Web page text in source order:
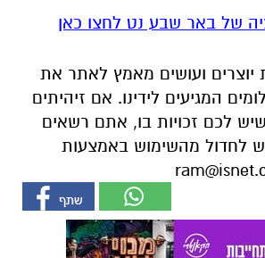
של באר שבע נט לחצו כאן
יוצרים ועושים מאמץ לאתר את
המגיעים לידינו. אם זיהיתים
שיש לכם זכויות בו, אתם רשאים
לחדול מהשימוש באמצעות